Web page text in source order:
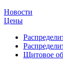
Новости
Цены
Щитовое